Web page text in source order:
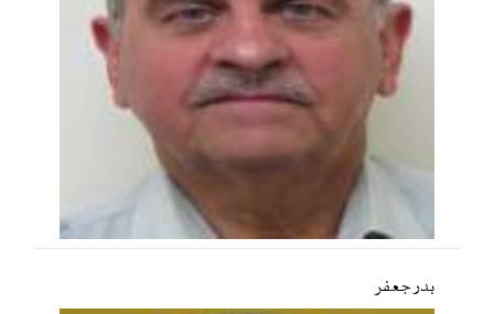
بدر جعفر